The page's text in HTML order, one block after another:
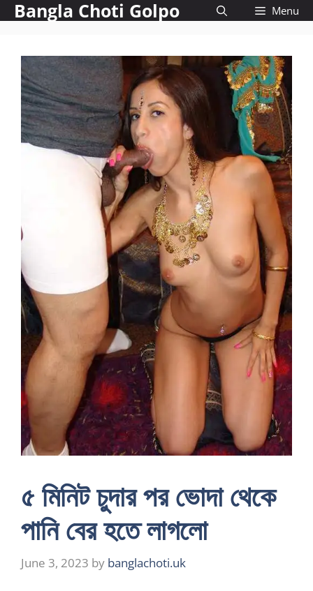
Skip
to
Bangla Choti Golpo Menu
৫ মিনিট চুদার পর ভোদা থেকে
পানি বের হতে লাগলো
June 3, 2023 by banglachoti.uk